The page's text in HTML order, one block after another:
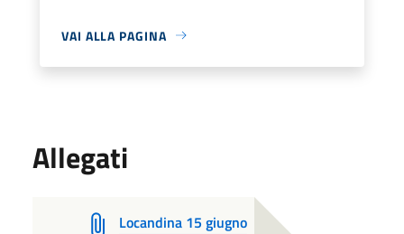
VAI ALLA PAGINA
Allegati
Locandina 15 giugno